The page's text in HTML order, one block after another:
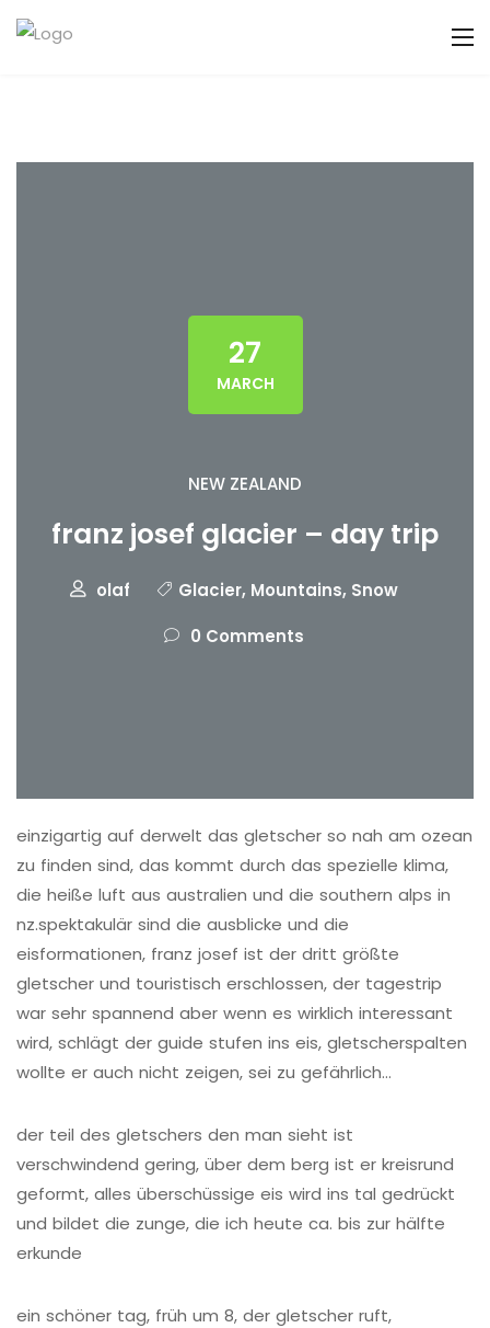
27
MARCH
NEW ZEALAND
franz josef glacier – day trip
olaf Glacier, Mountains, Snow
0 Comments
einzigartig auf derwelt das gletscher so nah am ozean
zu finden sind, das kommt durch das spezielle klima,
die heiße luft aus australien und die southern alps in
nz.spektakulär sind die ausblicke und die
eisformationen, franz josef ist der dritt größte
gletscher und touristisch erschlossen, der tagestrip
war sehr spannend aber wenn es wirklich interessant
wird, schlägt der guide stufen ins eis, gletscherspalten
wollte er auch nicht zeigen, sei zu gefährlich…
der teil des gletschers den man sieht ist
verschwindend gering, über dem berg ist er kreisrund
geformt, alles überschüssige eis wird ins tal gedrückt
und bildet die zunge, die ich heute ca. bis zur hälfte
erkunde
ein schöner tag, früh um 8, der gletscher ruft,